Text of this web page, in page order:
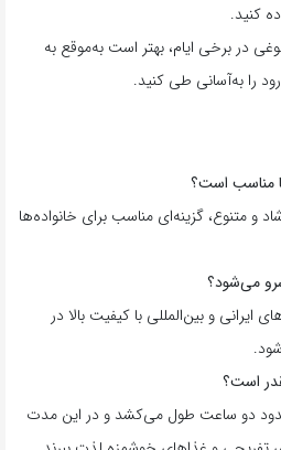
کنید.
در برخی ایام، بهتر است به‌موقع به
را به‌آسانی طی کنید.
مناسب است؟
و متنوع، گزینه‌ای مناسب برای خانواده‌ها
می‌شود؟
ایرانی و بین‌المللی با کیفیت بالا در
است؟
دو ساعت طول می‌کشد و در این مدت